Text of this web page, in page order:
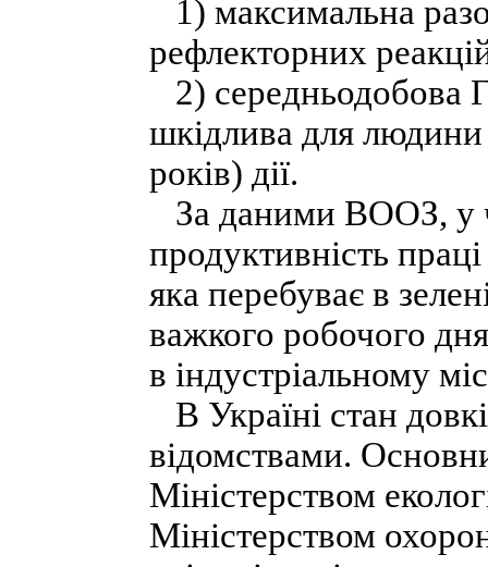
1) максимальна
рефлекторних
2) середньодобова
шкідлива для людини
років) дії.
За даними ВООЗ, у
продуктивність
яка перебуває в
важкого робочого
в індустріальному
В Україні стан
відомствами.
Міністерством
Міністерством